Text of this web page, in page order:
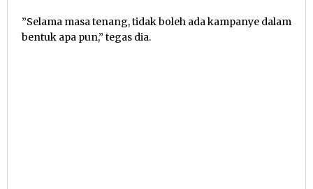
”Selama masa tenang, tidak boleh ada kampanye dalam
bentuk apa pun,” tegas dia.